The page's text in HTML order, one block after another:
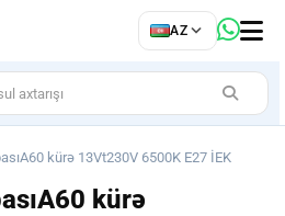
AZ
kürə 13Vt230V 6500K E27 İEK
kürə